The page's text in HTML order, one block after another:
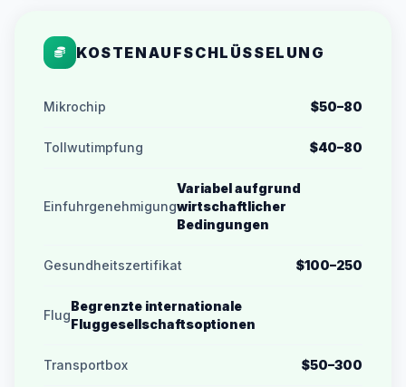
KOSTENAUFSCHLÜSSELUNG
Mikrochip $50–80
Tollwutimpfung $40–80
Einfuhrgenehmigung
Variabel aufgrund
wirtschaftlicher
Bedingungen
Gesundheitszertifikat $100–250
Flug
Begrenzte internationale
Fluggesellschaftsoptionen
Transportbox $50–300